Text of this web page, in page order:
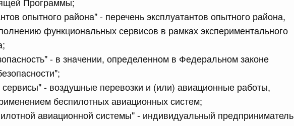
опытного района" - перечень эксплуатантов опытного района,
функциональных сервисов в рамках экспериментального
- в значении, определенном в Федеральном законе
- воздушные перевозки и (или) авиационные работы,
беспилотных авиационных систем;
авиационной системы" - индивидуальный предприниматель
детективом Федеральной службы войск
(территориального органа), предоставившей
деятельности, о заключении договора на
сыскных услуг
Федерации от 18.07.2026 г. № 910
Российской Федерации